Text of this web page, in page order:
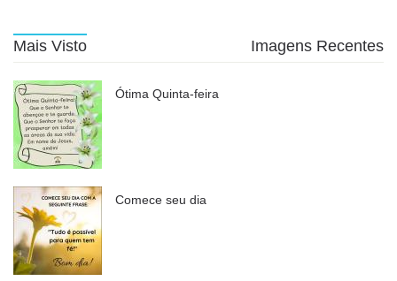
Mais Visto Imagens Recentes
Ótima Quinta-feira
Comece seu dia